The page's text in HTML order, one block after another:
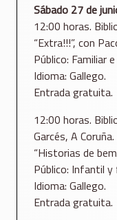
Sábado 27 de
12:00 horas.
“Extra!!!”, con
Público: Familiar
Idioma: Gallego.
Entrada gratuita.
12:00 horas.
Garcés, A Coruña.
“Historias de
Público: Infantil
Idioma: Gallego.
Entrada gratuita.